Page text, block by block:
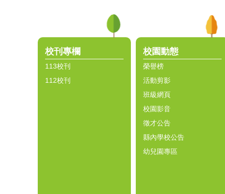
校刊專欄
113校刊
112校刊
校園動態
榮譽榜
活動剪影
班級網頁
校園影音
徵才公告
縣內學校公告
幼兒園專區